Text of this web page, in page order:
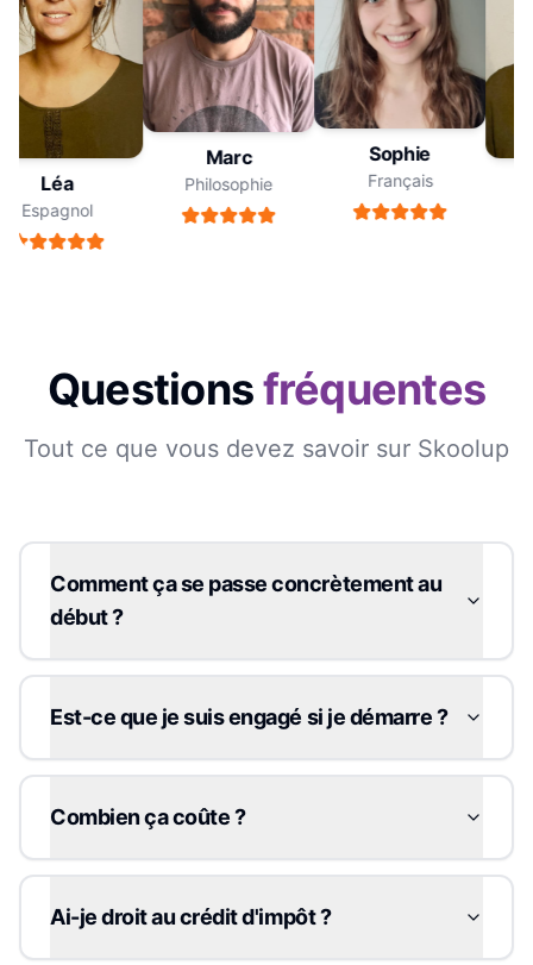
Léa
Espagnol
Marc
Philosophie
Sophie
Français
Questionsfréquentes
Tout ce que vous devez savoir sur Skoolup
Comment ça se passe concrètement au
début ?
Est-ce que je suis engagé si je démarre ?
Combien ça coûte ?
Ai-je droit au crédit d'impôt ?